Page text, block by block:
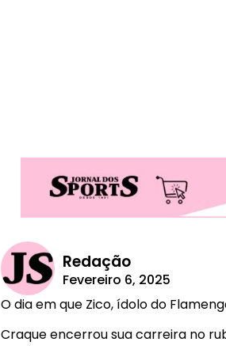
Redação
Fevereiro 6, 2025
O dia em que Zico, ídolo do
Craque encerrou sua carreira no